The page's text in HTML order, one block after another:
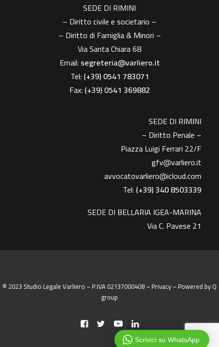
SEDE DI RIMINI
– Diritto civile e societario –
– Diritto di Famiglia & Minori –
Via Santa Chiara 68
Email: segreteria@varliero.it
Tel: (+39) 0541 783071
Fax: (+39)0541 369882
SEDE DI RIMINI
– Diritto Penale –
Piazza Luigi Ferrari 22/F
gfv@varliero.it
avvocatovarliero@icloud.com
Tel: (+39) 340 8503339
SEDE DI BELLARIA IGEA-MARINA
Via C. Pavese 21
© 2023 Studio Legale Varliero – P.IVA 02137000408 –Privacy– Powered byQ
group
Scrivici su WhatsApp